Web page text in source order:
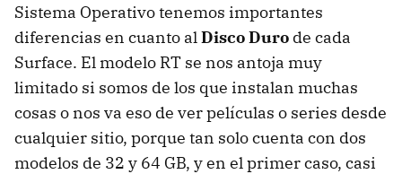
Sistema Operativo tenemos importantes
diferencias en cuanto alDisco Duro de cada
Surface. El modelo RT se nos antoja muy
limitado si somos de los que instalan muchas
cosas o nos va eso de ver películas o series desde
cualquier sitio, porque tan solo cuenta con dos
modelos de 32 y 64 GB, y en el primer caso, casi